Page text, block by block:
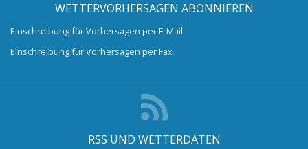
WETTERVORHERSAGEN ABONNIEREN
Einschreibung für Vorhersagen per E-Mail
Einschreibung für Vorhersagen per Fax
RSS UND WETTERDATEN